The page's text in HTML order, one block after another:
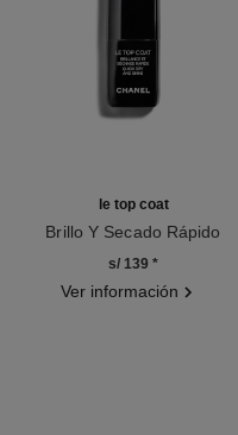
le top coat
Brillo Y Secado Rápido
s/ 139 *
Ver información